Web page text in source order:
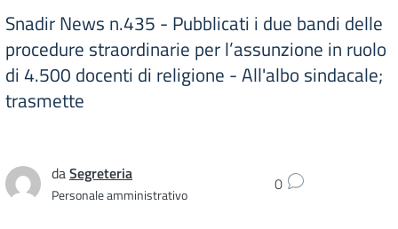
Snadir News n.435 - Pubblicati i due bandi delle
procedure straordinarie per l’assunzione in ruolo
di 4.500 docenti di religione - All'albo sindacale;
trasmette
daSegreteria
Personale amministrativo 0